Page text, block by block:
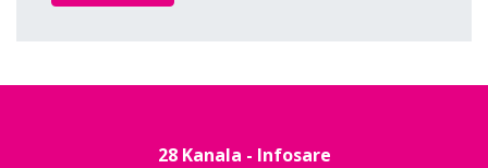
28 Kanala - Infosare